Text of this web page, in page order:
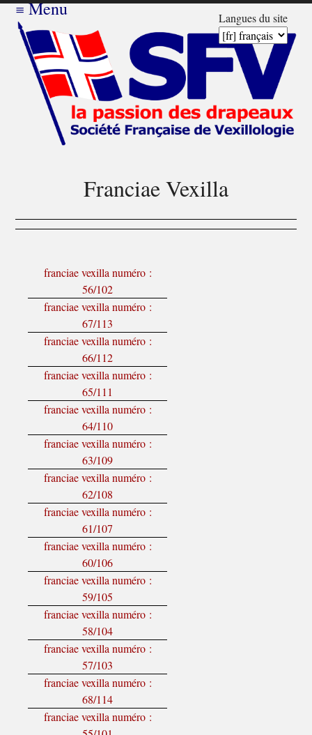
Langues du site
≡Menu
Franciae Vexilla
franciae vexilla numéro :
56/102
franciae vexilla numéro :
67/113
franciae vexilla numéro :
66/112
franciae vexilla numéro :
65/111
franciae vexilla numéro :
64/110
franciae vexilla numéro :
63/109
franciae vexilla numéro :
62/108
franciae vexilla numéro :
61/107
franciae vexilla numéro :
60/106
franciae vexilla numéro :
59/105
franciae vexilla numéro :
58/104
franciae vexilla numéro :
57/103
franciae vexilla numéro :
68/114
franciae vexilla numéro :